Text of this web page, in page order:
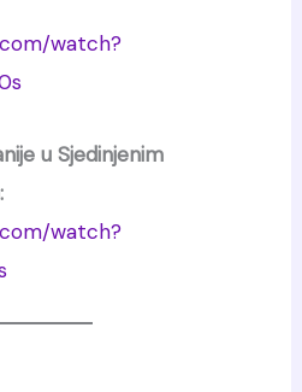
watch?
u Sjedinjenim
watch?